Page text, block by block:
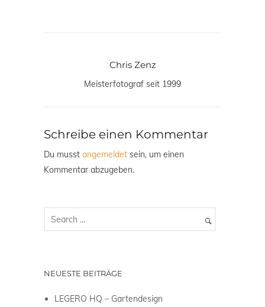
Chris Zenz
Meisterfotograf seit 1999
Schreibe einen Kommentar
Du musst angemeldet sein, um einen
Kommentar abzugeben.
NEUESTE BEITRÄGE
LEGERO HQ – Gartendesign